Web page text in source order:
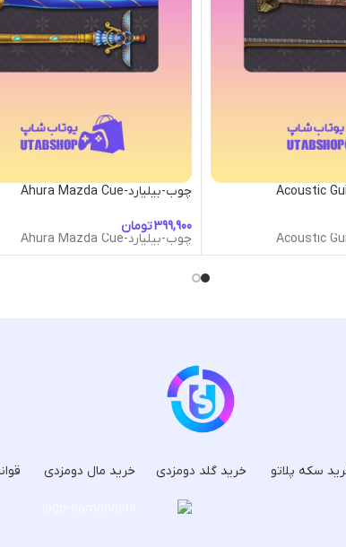
چوب-بیلیارد-Ahura Mazda Cue
تومان
چوب-بیلیارد-Ahura Mazda Cue
سکه پلاتو خرید گلد دومزدی خرید مال دومزدی